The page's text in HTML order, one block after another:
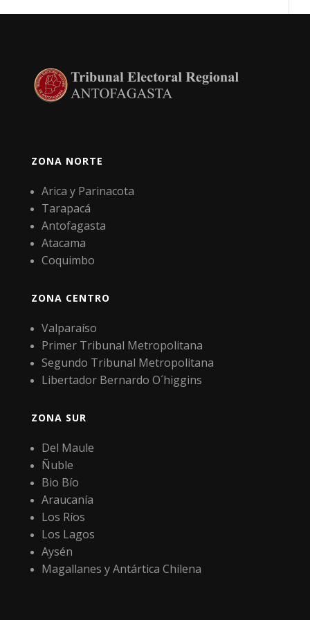
ZONA NORTE
Arica y Parinacota
Tarapacá
Antofagasta
Atacama
Coquimbo
ZONA CENTRO
Valparaíso
Primer Tribunal Metropolitana
Segundo Tribunal Metropolitana
Libertador Bernardo O´higgins
ZONA SUR
Del Maule
Ñuble
Bio Bío
Araucanía
Los Ríos
Los Lagos
Aysén
Magallanes y Antártica Chilena